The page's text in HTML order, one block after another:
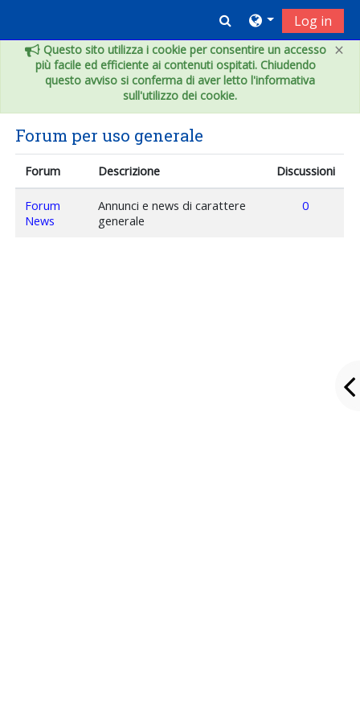
×
Questo sito utilizza i cookie per consentire un accesso
più facile ed efficiente ai contenuti ospitati. Chiudendo
questo avviso si conferma di aver letto l'informativa
sull'utilizzo dei cookie.
Toggle search
Log in
Forum per uso generale
Forum Descrizione Discussioni
Forum
News
Annunci e news di carattere
generale
0